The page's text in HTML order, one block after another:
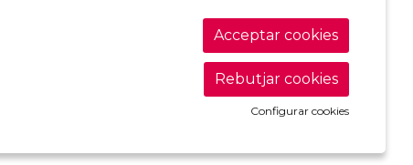
Acceptar cookies
Rebutjar cookies
Configurar cookies